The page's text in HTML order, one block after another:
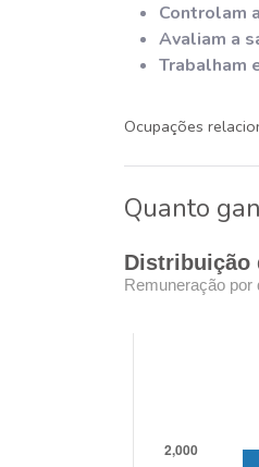
Controlam
Avaliam a
Trabalham
Ocupações
Quanto
Distribuição
Remuneração por